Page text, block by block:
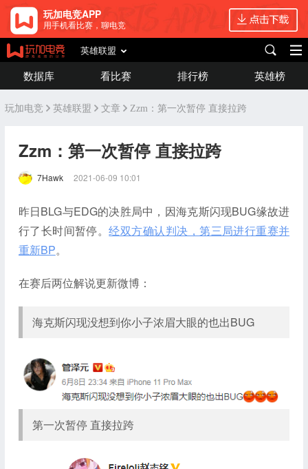
玩加电竞APP
用手机看比赛，聊电竞
英雄联盟
数据库 看比赛 排行榜 英雄榜
玩加电竞 英雄联盟 文章 Zzm：第一次暂停 直接拉跨
Zzm：第一次暂停 直接拉跨
7Hawk 2021-06-09 10:01
昨日BLG与EDG的决胜局中，因海克斯闪现BUG缘故进
行了长时间暂停。经双方确认判决，第三局进行重赛并
重新BP。
在赛后两位解说更新微博：
海克斯闪现没想到你小子浓眉大眼的也出BUG
第一次暂停 直接拉跨